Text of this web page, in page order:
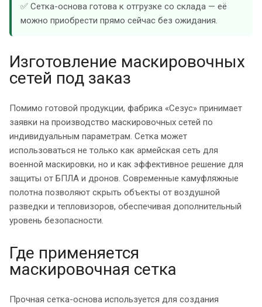
✅ Сетка-основа готова к отгрузке со склада — её
можно приобрести прямо сейчас без ожидания.
Изготовление маскировочных
сетей под заказ
Помимо готовой продукции, фабрика «Сезус» принимает
заявки на производство маскировочных сетей по
индивидуальным параметрам. Сетка может
использоваться не только как армейская сеть для
военной маскировки, но и как эффективное решение для
защиты от БПЛА и дронов. Современные камуфляжные
полотна позволяют скрыть объекты от воздушной
разведки и тепловизоров, обеспечивая дополнительный
уровень безопасности.
Где применяется
маскировочная сетка
Прочная сетка-основа используется для создания